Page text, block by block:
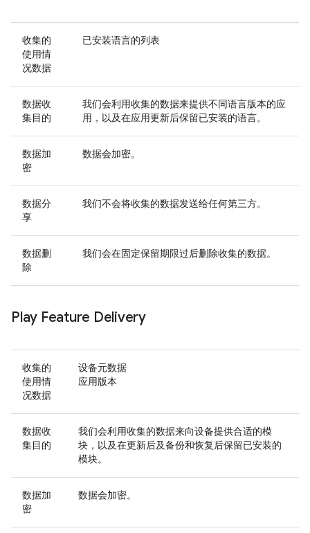
收集的
使用情
况数据
已安装语言的列表
数据收
集目的
我们会利用收集的数据来提供不同语言版本的应
用，以及在应用更新后保留已安装的语言。
数据加
密
数据会加密。
数据分
享
我们不会将收集的数据发送给任何第三方。
数据删
除
我们会在固定保留期限过后删除收集的数据。
Play Feature Delivery
收集的
使用情
况数据
设备元数据
应用版本
数据收
集目的
我们会利用收集的数据来向设备提供合适的模
块，以及在更新后及备份和恢复后保留已安装的
模块。
数据加
密
数据会加密。